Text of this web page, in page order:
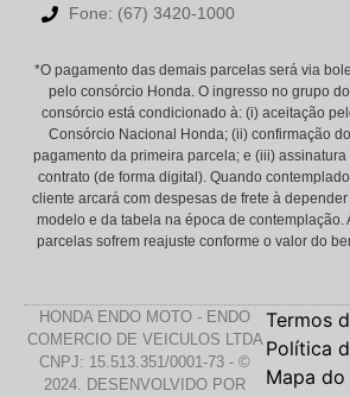
Fone: (67) 3420-1000
*O pagamento das demais parcelas será via
pelo consórcio Honda. O ingresso no grupo do
consórcio está condicionado à: (i) aceitação
Consórcio Nacional Honda; (ii) confirmação do
pagamento da primeira parcela; e (iii) assinatura
contrato (de forma digital). Quando
cliente arcará com despesas de frete à depender
modelo e da tabela na época de contemplação.
parcelas sofrem reajuste conforme o valor do
HONDA ENDO MOTO - ENDO
COMERCIO DE VEICULOS LTDA
CNPJ: 15.513.351/0001-73 - ©
2024. DESENVOLVIDO POR
Termos
Política
Mapa do